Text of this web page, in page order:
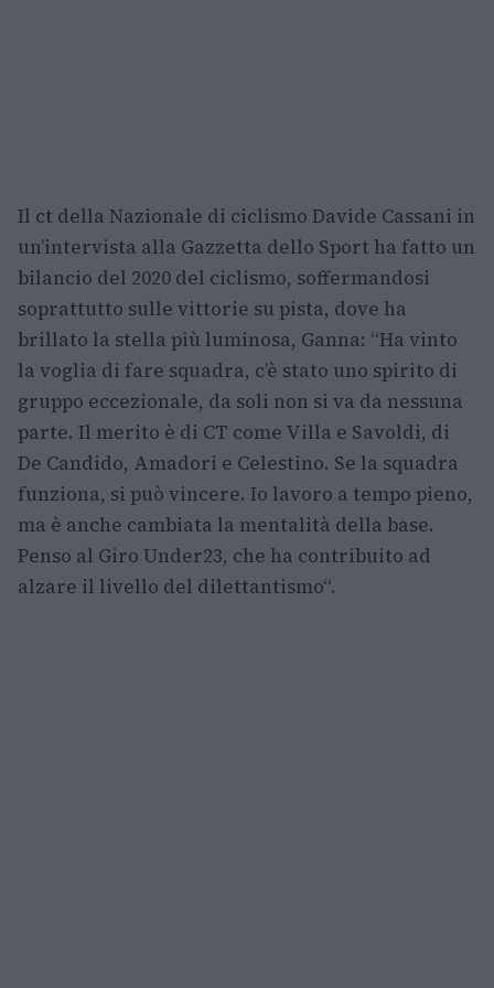
Il ct della Nazionale di ciclismo Davide Cassani in
un’intervista alla Gazzetta dello Sport ha fatto un
bilancio del 2020 del ciclismo, soffermandosi
soprattutto sulle vittorie su pista, dove ha
brillato la stella più luminosa, Ganna: “Ha vinto
la voglia di fare squadra, c’è stato uno spirito di
gruppo eccezionale, da soli non si va da nessuna
parte. Il merito è di CT come Villa e Savoldi, di
De Candido, Amadori e Celestino. Se la squadra
funziona, si può vincere. Io lavoro a tempo pieno,
ma è anche cambiata la mentalità della base.
Penso al Giro Under23, che ha contribuito ad
alzare il livello del dilettantismo“.